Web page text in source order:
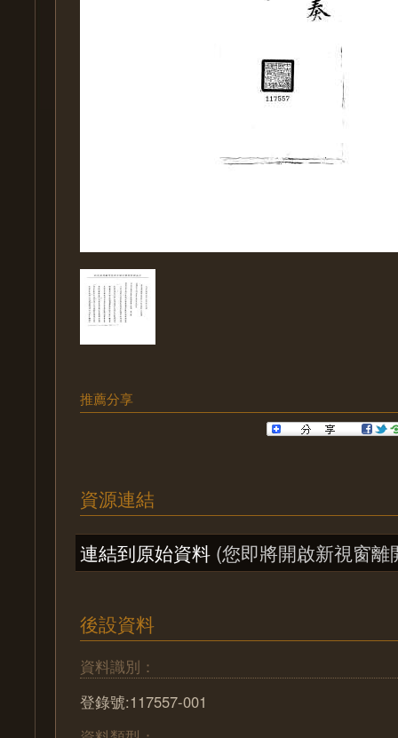
推薦分享
資源連結
連結到原始資料 (您即將開啟新視窗離
後設資料
資料識別：
登錄號:117557-001